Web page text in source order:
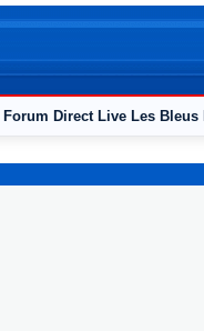
Forum Direct Live Les Bleus